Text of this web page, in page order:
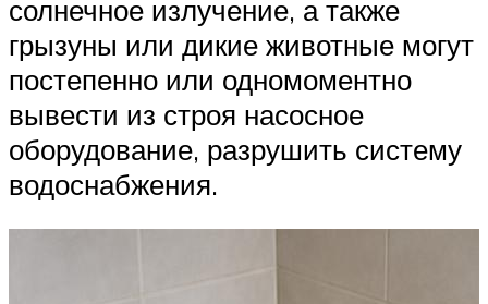
солнечное излучение, а также
грызуны или дикие животные могут
постепенно или одномоментно
вывести из строя насосное
оборудование, разрушить систему
водоснабжения.